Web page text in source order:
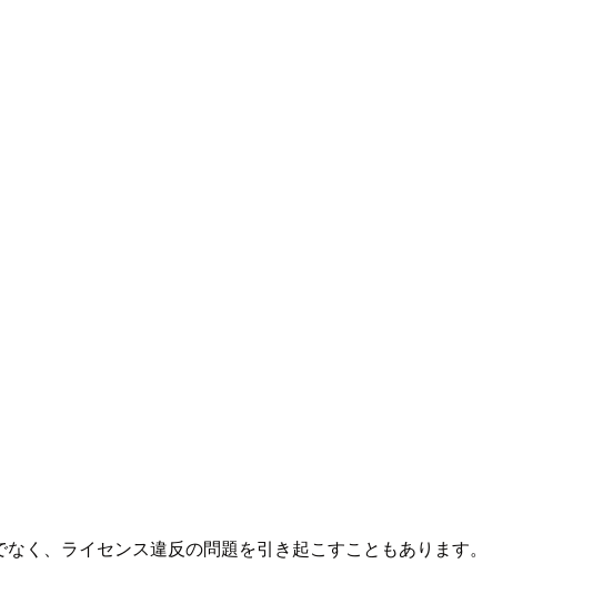
く、ライセンス違反の問題を引き起こすこともあります。